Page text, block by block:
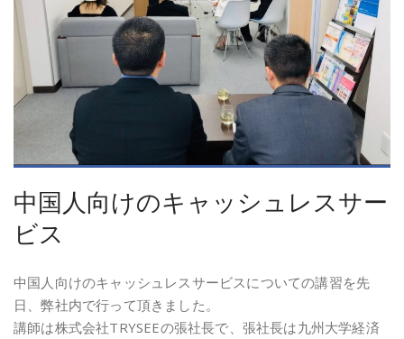
中国人向けのキャッシュレスサー
ビス
中国人向けのキャッシュレスサービスについての講習を先
日、弊社内で行って頂きました。
講師は株式会社TRYSEEの張社長で、張社長は九州大学経済